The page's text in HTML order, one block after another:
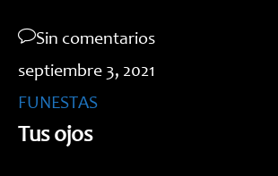
Sin comentarios
septiembre 3, 2021
FUNESTAS
Tus ojos